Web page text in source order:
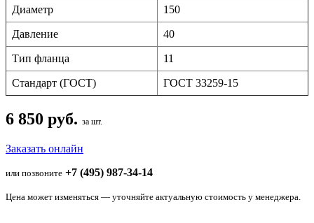
Диаметр 150
Давление 40
Тип фланца 11
Стандарт (ГОСТ) ГОСТ 33259-15
6 850 руб. за шт.
Заказать онлайн
или позвоните +7 (495) 987-34-14
Цена может изменяться — уточняйте актуальную стоимость у менеджера.